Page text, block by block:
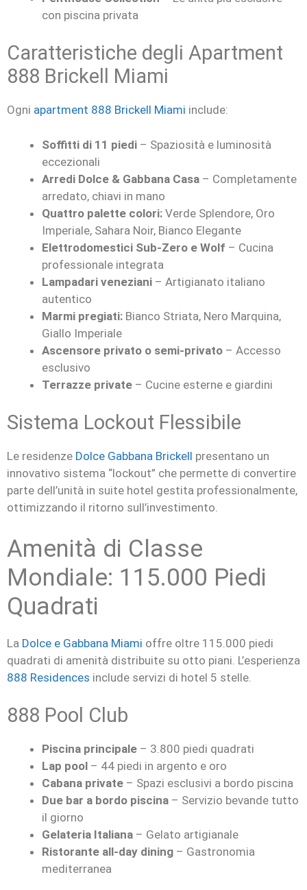
con piscina privata
Caratteristiche degli Apartment
888 Brickell Miami
Ogni apartment 888 Brickell Miami include:
Soffitti di 11 piedi – Spaziosità e luminosità
eccezionali
Arredi Dolce & Gabbana Casa – Completamente
arredato, chiavi in mano
Quattro palette colori: Verde Splendore, Oro
Imperiale, Sahara Noir, Bianco Elegante
Elettrodomestici Sub-Zero e Wolf – Cucina
professionale integrata
Lampadari veneziani – Artigianato italiano
autentico
Marmi pregiati: Bianco Striata, Nero Marquina,
Giallo Imperiale
Ascensore privato o semi-privato – Accesso
esclusivo
Terrazze private – Cucine esterne e giardini
Sistema Lockout Flessibile
Le residenze Dolce Gabbana Brickell presentano un
innovativo sistema “lockout” che permette di convertire
parte dell’unità in suite hotel gestita professionalmente,
ottimizzando il ritorno sull’investimento.
Amenità di Classe
Mondiale: 115.000 Piedi
Quadrati
La Dolce e Gabbana Miami offre oltre 115.000 piedi
quadrati di amenità distribuite su otto piani. L’esperienza
888 Residences include servizi di hotel 5 stelle.
888 Pool Club
Piscina principale – 3.800 piedi quadrati
Lap pool – 44 piedi in argento e oro
Cabana private – Spazi esclusivi a bordo piscina
Due bar a bordo piscina – Servizio bevande tutto
il giorno
Gelateria Italiana – Gelato artigianale
Ristorante all-day dining – Gastronomia
mediterranea